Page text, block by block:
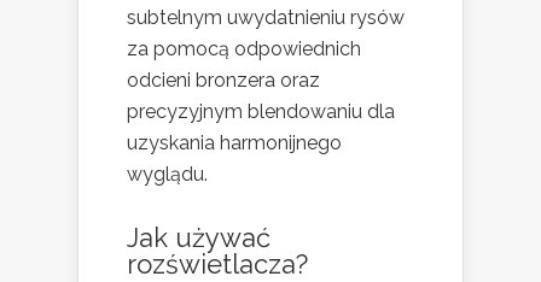
subtelnym uwydatnieniu rysów
za pomocą odpowiednich
odcieni bronzera oraz
precyzyjnym blendowaniu dla
uzyskania harmonijnego
wyglądu.
Jak używać
rozświetlacza?